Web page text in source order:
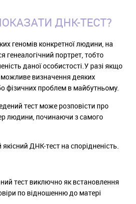
ДНК-ТЕСТ?
геномів конкретної людини, на
генеалогічний портрет, тобто
даної особистості.У разі якщо
визначення деяких
фізичних проблем в майбутньому.
тест може розповісти про
людини, починаючи з самого
ДНК-тест на спорідненість.
тест виключно як встановлення
по відношенню до матері